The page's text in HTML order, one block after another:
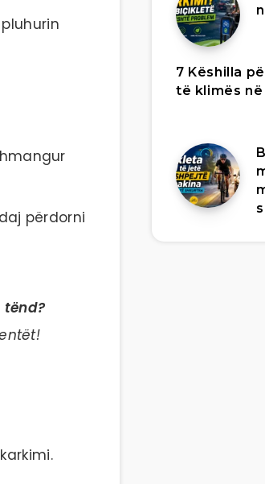
përdorni
tënd?
7 Këshilla
të klimës